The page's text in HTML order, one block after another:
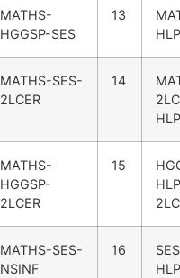
MATHS-
HGGSP-SES
13
MATHS-SES-
2LCER
14
MATHS-
HGGSP-
2LCER
15
MATHS-SES-
NSINF
16